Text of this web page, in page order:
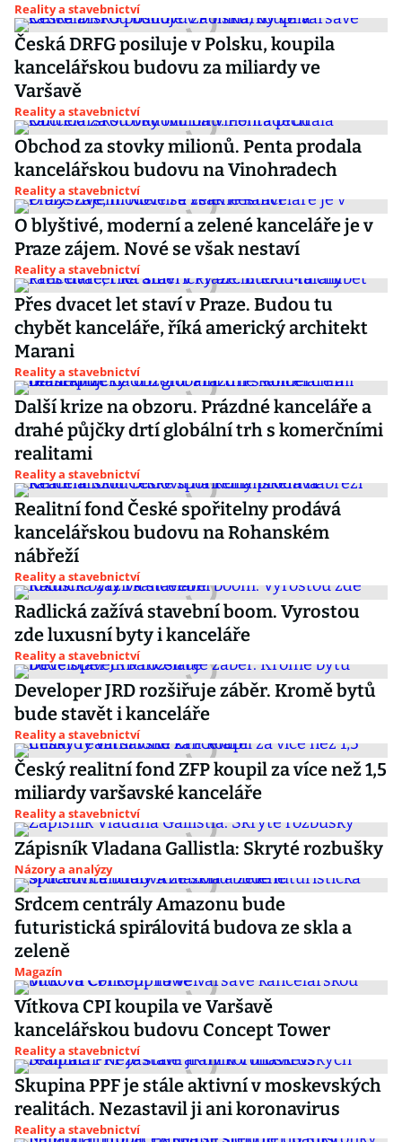
Reality a stavebnictví
Česká DRFG posiluje v Polsku, koupila
kancelářskou budovu za miliardy ve
Varšavě
Reality a stavebnictví
Obchod za stovky milionů. Penta prodala
kancelářskou budovu na Vinohradech
Reality a stavebnictví
O blyštivé, moderní a zelené kanceláře je v
Praze zájem. Nové se však nestaví
Reality a stavebnictví
Přes dvacet let staví v Praze. Budou tu
chybět kanceláře, říká americký architekt
Marani
Reality a stavebnictví
Další krize na obzoru. Prázdné kanceláře a
drahé půjčky drtí globální trh s komerčními
realitami
Reality a stavebnictví
Realitní fond České spořitelny prodává
kancelářskou budovu na Rohanském
nábřeží
Reality a stavebnictví
Radlická zažívá stavební boom. Vyrostou
zde luxusní byty i kanceláře
Reality a stavebnictví
Developer JRD rozšiřuje záběr. Kromě bytů
bude stavět i kanceláře
Reality a stavebnictví
Český realitní fond ZFP koupil za více než 1,5
miliardy varšavské kanceláře
Reality a stavebnictví
Zápisník Vladana Gallistla: Skryté rozbušky
Názory a analýzy
Srdcem centrály Amazonu bude
futuristická spirálovitá budova ze skla a
zeleně
Magazín
Vítkova CPI koupila ve Varšavě
kancelářskou budovu Concept Tower
Reality a stavebnictví
Skupina PPF je stále aktivní v moskevských
realitách. Nezastavil ji ani koronavirus
Reality a stavebnictví